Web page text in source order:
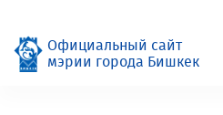
Официальный сайт
мэрии города Бишкек